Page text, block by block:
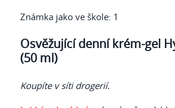
Známka jako ve škole: 1
Osvěžující denní krém-gel
(50 ml)
Koupíte v síti drogerií.